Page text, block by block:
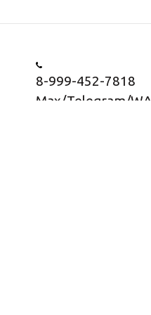
8-999-452-7818
Max/Telegram/WA